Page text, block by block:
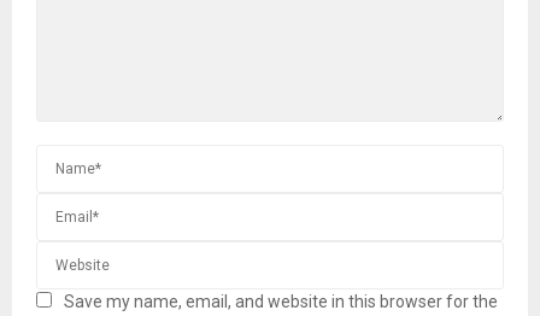
Save my name, email, and website in this browser for the